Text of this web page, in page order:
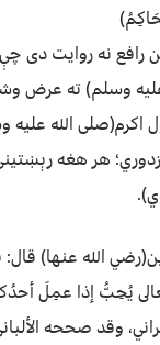
رافع نه روایت دی
وسلم) ته عرض
الله علیه
هر هغه
الله عنها) قال:
يُحِبُّ إذا عمِلَ
وقد صححه